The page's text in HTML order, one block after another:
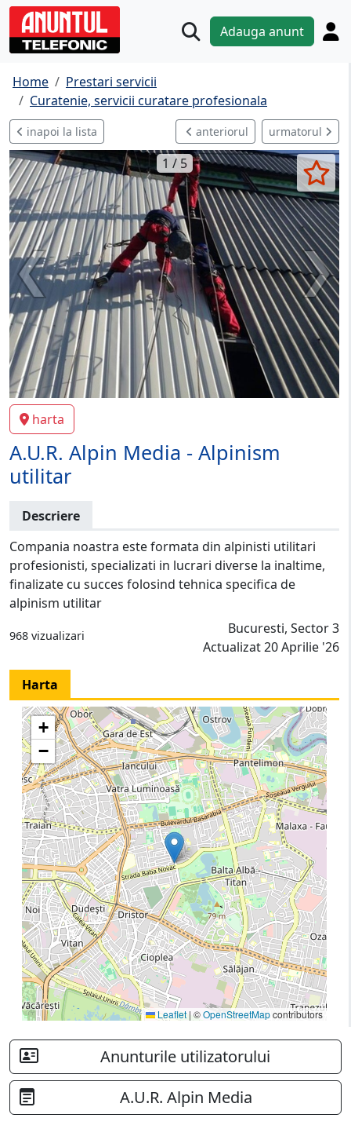
Adauga anunt
Home
Prestari servicii
Curatenie, servicii curatare profesionala
inapoi la lista anteriorul urmatorul
1 / 5
harta
A.U.R. Alpin Media - Alpinism
utilitar
Descriere
Compania noastra este formata din alpinisti utilitari
profesionisti, specializati in lucrari diverse la inaltime,
finalizate cu succes folosind tehnica specifica de
alpinism utilitar
968 vizualizari
Bucuresti, Sector 3
Actualizat 20 Aprilie '26
Harta
+
−
Leaflet | ©OpenStreetMapcontributors
Anunturile utilizatorului
A.U.R. Alpin Media